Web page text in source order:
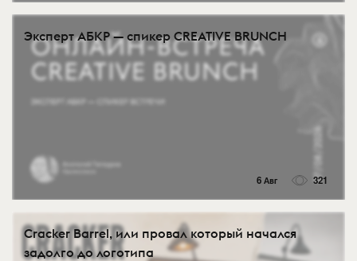
Эксперт АБКР — спикер CREATIVE BRUNCH
6 Авг 321
Cracker Barrel, или провал который начался
задолго до логотипа